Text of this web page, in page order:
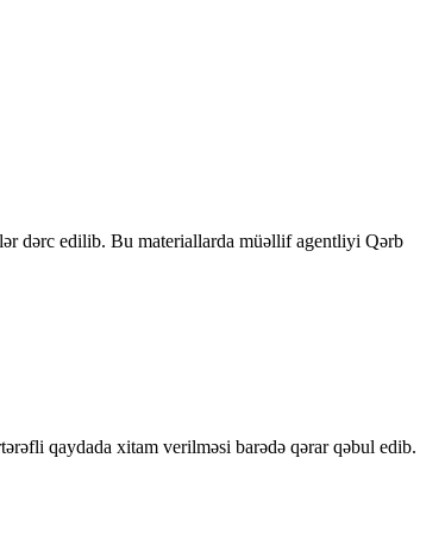
dərc edilib. Bu materiallarda müəllif agentliyi Qərb
qaydada xitam verilməsi barədə qərar qəbul edib.